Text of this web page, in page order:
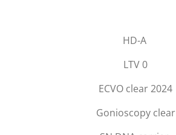
HD-A
LTV 0
ECVO clear 2024
Gonioscopy clear